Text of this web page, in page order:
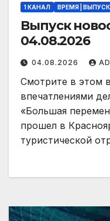
1 КАНАЛ ВРЕМЯ |
Выпуск
04.08.2026
04.08.2026
Смотрите в этом
впечатлениями
«Большая
прошел в
туристической